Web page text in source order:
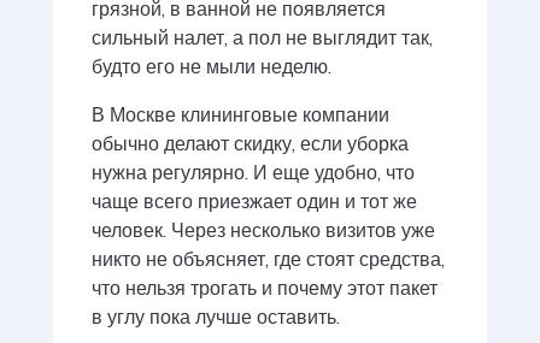
грязной, в ванной не появляется
сильный налет, а пол не выглядит так,
будто его не мыли неделю.
В Москве клининговые компании
обычно делают скидку, если уборка
нужна регулярно. И еще удобно, что
чаще всего приезжает один и тот же
человек. Через несколько визитов уже
никто не объясняет, где стоят средства,
что нельзя трогать и почему этот пакет
в углу пока лучше оставить.